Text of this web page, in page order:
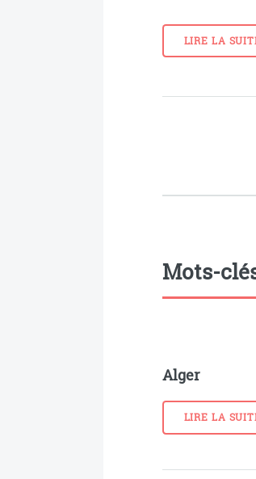
LIRE LA
Mots-
Alger
LIRE LA